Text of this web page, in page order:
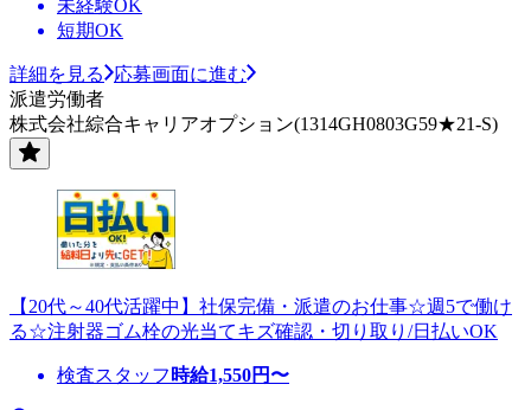
未経験OK
短期OK
詳細を見る
応募画面に進む
派遣労働者
株式会社綜合キャリアオプション(1314GH0803G59★21-S)
【20代～40代活躍中】社保完備・派遣のお仕事☆週5で働け
る☆注射器ゴム栓の光当てキズ確認・切り取り/日払いOK
検査スタッフ 時給1,550円〜